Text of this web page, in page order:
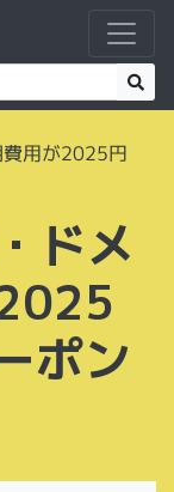
費用が2025円
ドメ
ポン